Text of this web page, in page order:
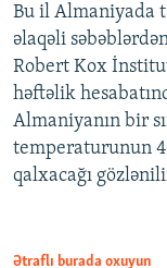
Bu il Almaniyada
əlaqəli
Robert Kox
həftəlik
Almaniyanın bir
temperaturunun
qalxacağı
Ətraflı burada oxuyun